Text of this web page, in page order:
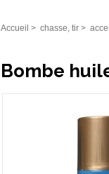
Accueil > chasse, tir >
Bombe